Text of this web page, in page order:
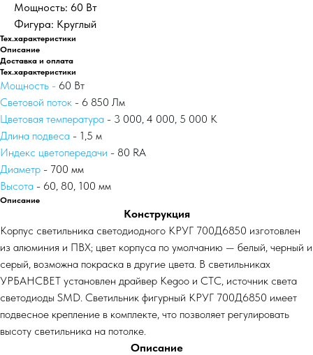
Мощность: 60 Вт
Фигура: Круглый
Тех.характеристики
Описание
Доставка и оплата
Тех.характеристики
Мощность - 60 Вт
Световой поток - 6 850 Лм
Цветовая температура - 3 000, 4 000, 5 000 К
Длина подвеса - 1,5 м
Индекс цветопередачи - 80 RA
Диаметр - 700 мм
Высота - 60, 80, 100 мм
Описание
Конструкция
Корпус светильника светодиодного КРУГ 700Д6850 изготовлен
из алюминия и ПВХ; цвет корпуса по умолчанию — белый, черный и
серый, возможна покраска в другие цвета. В светильниках
УРБАНСВЕТ установлен драйвер Kegoo и СТС, источник света
светодиоды SMD. Светильник фигурный КРУГ 700Д6850 имеет
подвесное крепление в комплекте, что позволяет регулировать
высоту светильника на потолке.
Описание